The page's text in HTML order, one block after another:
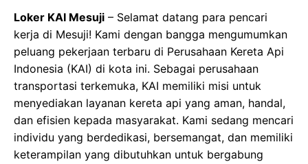
Loker KAI Mesuji – Selamat datang para pencari
kerja di Mesuji! Kami dengan bangga mengumumkan
peluang pekerjaan terbaru di Perusahaan Kereta Api
Indonesia (KAI) di kota ini. Sebagai perusahaan
transportasi terkemuka, KAI memiliki misi untuk
menyediakan layanan kereta api yang aman, handal,
dan efisien kepada masyarakat. Kami sedang mencari
individu yang berdedikasi, bersemangat, dan memiliki
keterampilan yang dibutuhkan untuk bergabung